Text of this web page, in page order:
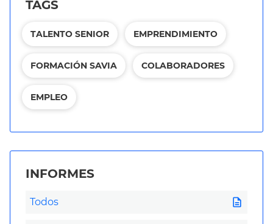
TAGS
TALENTO SENIOR EMPRENDIMIENTO
FORMACIÓN SAVIA COLABORADORES
EMPLEO
INFORMES
Todos description